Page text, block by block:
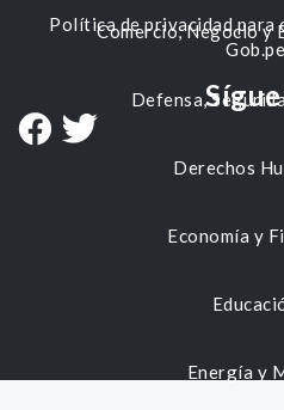
Comercio, Negocio y
Defensa,
Derechos
Economía y
Energía y
Política de privacidad para
Gob.pe